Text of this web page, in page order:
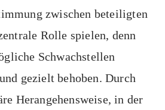
zwischen beteiligten
Rolle spielen, denn
Schwachstellen
gezielt behoben. Durch
Herangehensweise, in der